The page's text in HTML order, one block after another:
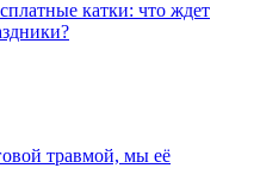
катки: что ждет
травмой, мы её